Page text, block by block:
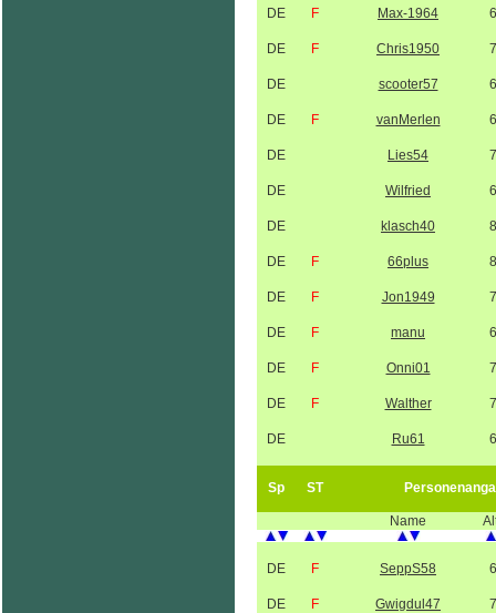
DE F Max-1964
DE F Chris1950
DE scooter57
DE F vanMerlen
DE Lies54
DE Wilfried
DE klasch40
DE F 66plus
DE F Jon1949
DE F manu
DE F Onni01
DE F Walther
DE Ru61
Sp ST
Name
DE F SeppS58
DE F Gwigdul47